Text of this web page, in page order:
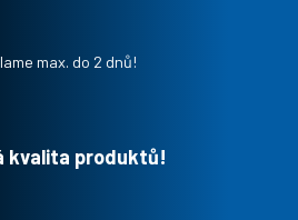
max. do 2 dnů!
kvalita produktů!